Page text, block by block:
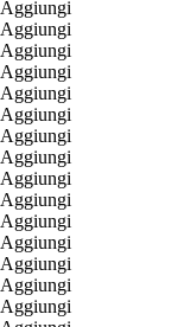
Aggiungi
Aggiungi
Aggiungi
Aggiungi
Aggiungi
Aggiungi
Aggiungi
Aggiungi
Aggiungi
Aggiungi
Aggiungi
Aggiungi
Aggiungi
Aggiungi
Aggiungi